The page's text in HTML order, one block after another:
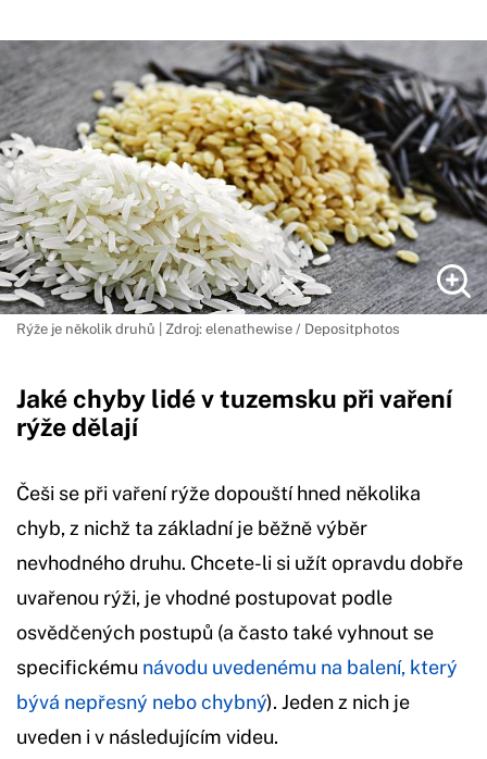
Rýže je několik druhů | Zdroj: elenathewise / Depositphotos
Jaké chyby lidé v tuzemsku při vaření
rýže dělají
Češi se při vaření rýže dopouští hned několika
chyb, z nichž ta základní je běžně výběr
nevhodného druhu. Chcete-li si užít opravdu dobře
uvařenou rýži, je vhodné postupovat podle
osvědčených postupů (a často také vyhnout se
specifickému návodu uvedenému na balení, který
bývá nepřesný nebo chybný). Jeden z nich je
uveden i v následujícím videu.